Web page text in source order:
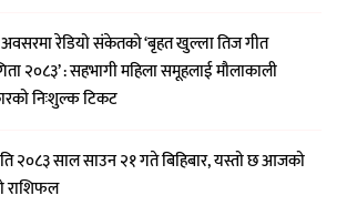
रेडियो संकेतको ‘बृहत खुल्ला तिज गीत
२०८३’ : सहभागी महिला समूहलाई मौलाकाली
निःशुल्क टिकट
२०८३ साल साउन २१ गते बिहिबार, यस्तो छ आजको
राशिफल